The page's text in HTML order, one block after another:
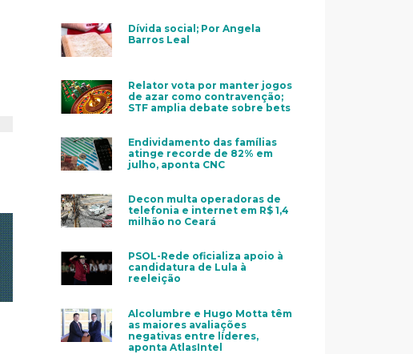
Dívida social; Por Angela
Barros Leal
Relator vota por manter jogos
de azar como contravenção;
STF amplia debate sobre bets
Endividamento das famílias
atinge recorde de 82% em
julho, aponta CNC
Decon multa operadoras de
telefonia e internet em R$ 1,4
milhão no Ceará
PSOL-Rede oficializa apoio à
candidatura de Lula à
reeleição
Alcolumbre e Hugo Motta têm
as maiores avaliações
negativas entre líderes,
aponta AtlasIntel